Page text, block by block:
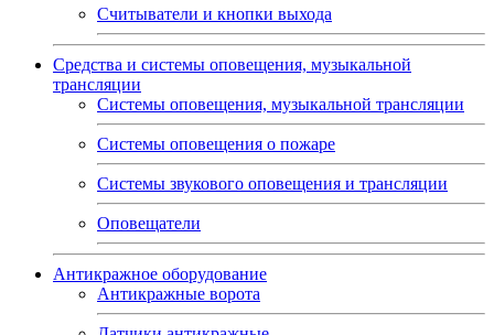
Считыватели и кнопки выхода
Средства и системы оповещения, музыкальной
трансляции
Системы оповещения, музыкальной трансляции
Системы оповещения о пожаре
Системы звукового оповещения и трансляции
Оповещатели
Антикражное оборудование
Антикражные ворота